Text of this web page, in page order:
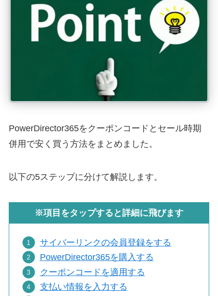
PowerDirector365をクーポンコードとセール時期
併用で安く買う方法をまとめました。
以下の5ステップに分けて解説します。
※項目をタップすると詳細に飛びます
サイバーリンクの会員登録をする
PowerDirector365を購入する
クーポンコードを適用する
支払い情報を入力する